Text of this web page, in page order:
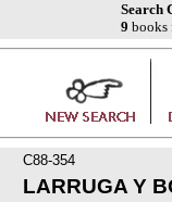
Search
9
C88-354
LARRUGA Y